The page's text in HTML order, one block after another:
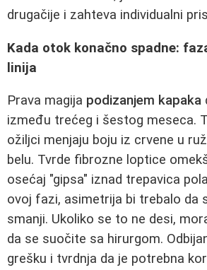
drugačije i zahteva individualni
Kada otok konačno spadne:
linija
Prava magija podizanjem kapaka
između trećeg i šestog meseca.
ožiljci menjaju boju iz crvene u
belu. Tvrde fibrozne loptice
osećaj "gipsa" iznad trepavica
ovoj fazi, asimetrija bi trebalo da
smanji. Ukoliko se to ne desi,
da se suočite sa hirurgom.
grešku i tvrdnja da je potrebna